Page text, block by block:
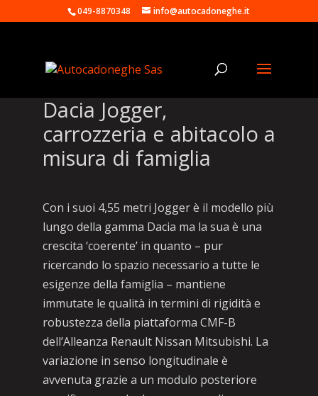
049-8870348 info@autocadoneghe.it
Dacia Jogger,
carrozzeria e abitacolo a
misura di famiglia
Con i suoi 4,55 metri Jogger è il modello più
lungo della gamma Dacia ma la sua è una
crescita ‘coerente’ in quanto – pur
ricercando lo spazio necessario a tutte le
esigenze della famiglia – mantiene
immutate le qualità in termini di rigidità e
robustezza della piattaforma CMF-B
dell’Alleanza Renault Nissan Mitsubishi. La
variazione in senso longitudinale è
avvenuta grazie a un modulo posteriore